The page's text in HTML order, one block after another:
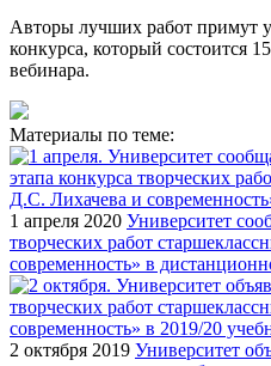
Авторы лучших работ примут
конкурса, который состоится
вебинара.
Материалы по теме:
1 апреля 2020 Университет
творческих работ
современность» в
2 октября 2019 Университет